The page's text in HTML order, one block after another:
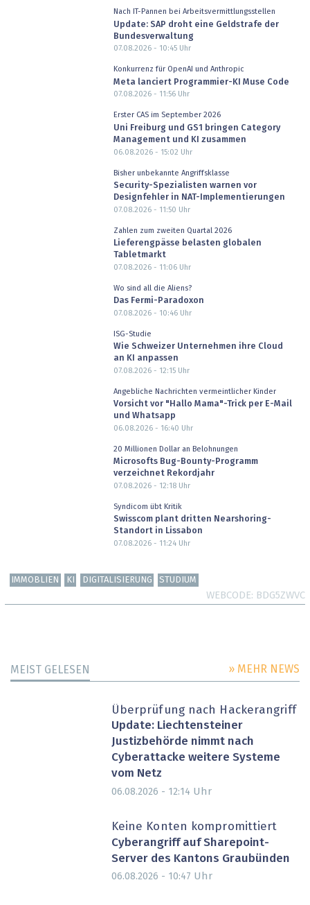
Nach IT-Pannen bei Arbeitsvermittlungsstellen
Update: SAP droht eine Geldstrafe der
Bundesverwaltung
07.08.2026 - 10:45Uhr
Konkurrenz für OpenAI und Anthropic
Meta lanciert Programmier-KI Muse Code
07.08.2026 - 11:56Uhr
Erster CAS im September 2026
Uni Freiburg und GS1 bringen Category
Management und KI zusammen
06.08.2026 - 15:02 Uhr
Bisher unbekannte Angriffsklasse
Security-Spezialisten warnen vor
Designfehler in NAT-Implementierungen
07.08.2026 - 11:50 Uhr
Zahlen zum zweiten Quartal 2026
Lieferengpässe belasten globalen
Tabletmarkt
07.08.2026 - 11:06Uhr
Wo sind all die Aliens?
Das Fermi-Paradoxon
07.08.2026 - 10:46Uhr
ISG-Studie
Wie Schweizer Unternehmen ihre Cloud
an KI anpassen
07.08.2026 - 12:15Uhr
Angebliche Nachrichten vermeintlicher Kinder
Vorsicht vor "Hallo Mama"-Trick per E-Mail
und Whatsapp
06.08.2026 - 16:40 Uhr
20 Millionen Dollar an Belohnungen
Microsofts Bug-Bounty-Programm
verzeichnet Rekordjahr
07.08.2026 - 12:18Uhr
Syndicom übt Kritik
Swisscom plant dritten Nearshoring-
Standort in Lissabon
07.08.2026 - 11:24Uhr
IMMOBLIEN KI DIGITALISIERUNG STUDIUM
WEBCODE BDG5ZWVC
MEIST GELESEN » MEHR NEWS
Überprüfung nach Hackerangriff
Update: Liechtensteiner
Justizbehörde nimmt nach
Cyberattacke weitere Systeme
vom Netz
06.08.2026 - 12:14 Uhr
Keine Konten kompromittiert
Cyberangriff auf Sharepoint-
Server des Kantons Graubünden
06.08.2026 - 10:47 Uhr